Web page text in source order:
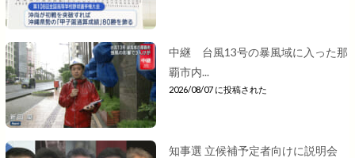
中継 台風13号の暴風域に入った那
覇市内...
2026/08/07 に投稿された
知事選 立候補予定者向けに説明会